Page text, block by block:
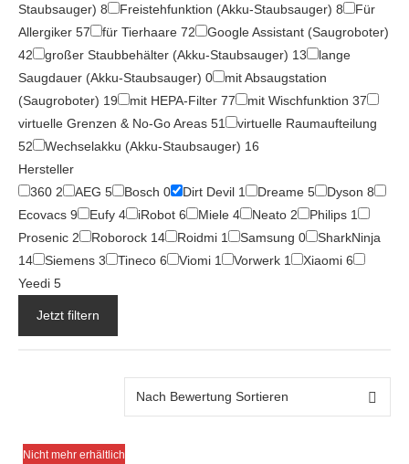
Staubsauger) 8 Freistehfunktion (Akku-Staubsauger) 8
Für
Allergiker 57 für Tierhaare 72
Google Assistant (Saugroboter)
42
großer Staubbehälter (Akku-Staubsauger) 13
lange
Saugdauer (Akku-Staubsauger) 0
mit Absaugstation
(Saugroboter) 19 mit HEPA-Filter 77 mit Wischfunktion 37
virtuelle Grenzen & No-Go Areas 51
virtuelle Raumaufteilung
52
Wechselakku (Akku-Staubsauger) 16
Hersteller
360 2 AEG 5 Bosch 0 Dirt Devil 1 Dreame 5 Dyson 8
Ecovacs 9 Eufy 4 iRobot 6 Miele 4 Neato 2 Philips 1
Prosenic 2 Roborock 14 Roidmi 1 Samsung 0
SharkNinja
14
Siemens 3 Tineco 6 Viomi 1 Vorwerk 1 Xiaomi 6
Yeedi 5
Jetzt filtern
Nicht mehr erhältlich